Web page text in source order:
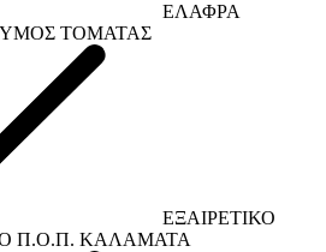
ΕΛΑΦΡΑ
ΤΟΜΑΤΑΣ
ΕΞΑΙΡΕΤΙΚΟ
Π.Ο.Π. ΚΑΛΑΜΑΤΑ